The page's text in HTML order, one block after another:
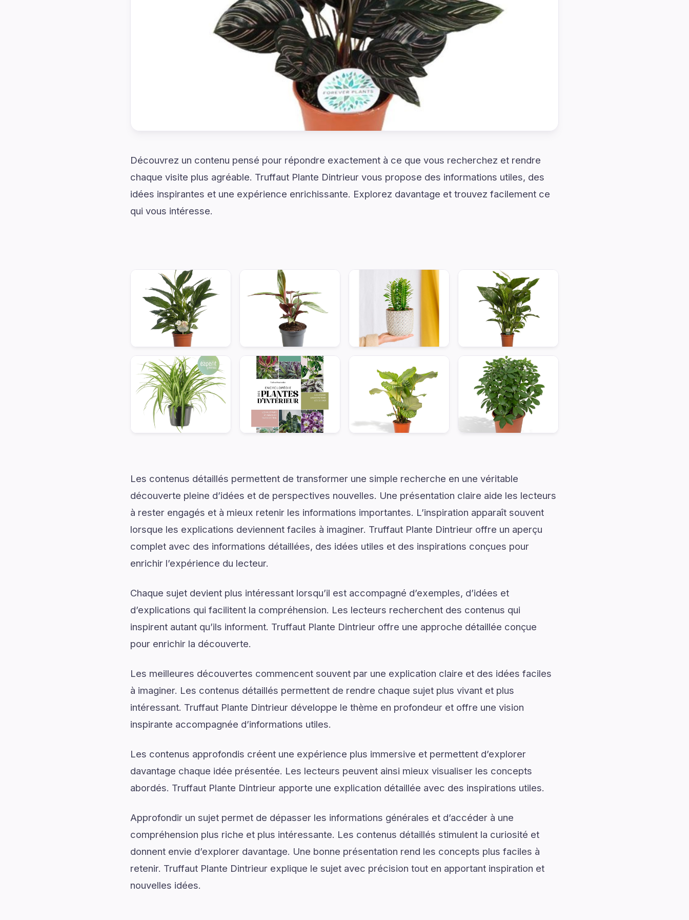
Découvrez un contenu pensé pour répondre exactement à ce que vous recherchez et rendre
chaque visite plus agréable. Truffaut Plante Dintrieur vous propose des informations utiles, des
idées inspirantes et une expérience enrichissante. Explorez davantage et trouvez facilement ce
qui vous intéresse.
Les contenus détaillés permettent de transformer une simple recherche en une véritable
découverte pleine d’idées et de perspectives nouvelles. Une présentation claire aide les lecteurs
à rester engagés et à mieux retenir les informations importantes. L’inspiration apparaît souvent
lorsque les explications deviennent faciles à imaginer. Truffaut Plante Dintrieur offre un aperçu
complet avec des informations détaillées, des idées utiles et des inspirations conçues pour
enrichir l’expérience du lecteur.
Chaque sujet devient plus intéressant lorsqu’il est accompagné d’exemples, d’idées et
d’explications qui facilitent la compréhension. Les lecteurs recherchent des contenus qui
inspirent autant qu’ils informent. Truffaut Plante Dintrieur offre une approche détaillée conçue
pour enrichir la découverte.
Les meilleures découvertes commencent souvent par une explication claire et des idées faciles
à imaginer. Les contenus détaillés permettent de rendre chaque sujet plus vivant et plus
intéressant. Truffaut Plante Dintrieur développe le thème en profondeur et offre une vision
inspirante accompagnée d’informations utiles.
Les contenus approfondis créent une expérience plus immersive et permettent d’explorer
davantage chaque idée présentée. Les lecteurs peuvent ainsi mieux visualiser les concepts
abordés. Truffaut Plante Dintrieur apporte une explication détaillée avec des inspirations utiles.
Approfondir un sujet permet de dépasser les informations générales et d’accéder à une
compréhension plus riche et plus intéressante. Les contenus détaillés stimulent la curiosité et
donnent envie d’explorer davantage. Une bonne présentation rend les concepts plus faciles à
retenir. Truffaut Plante Dintrieur explique le sujet avec précision tout en apportant inspiration et
nouvelles idées.